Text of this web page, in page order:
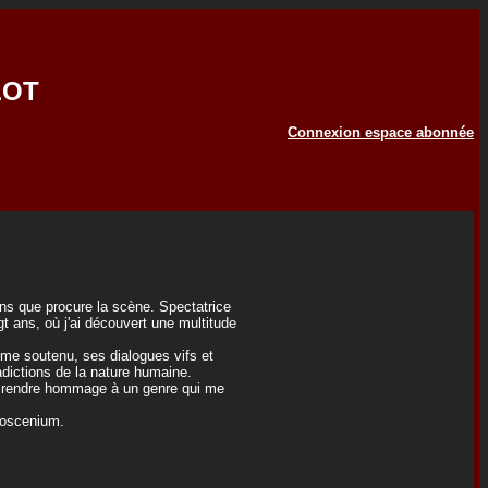
Connexion espace abonnée
que procure la scène. Spectatrice
ans, où j'ai découvert une multitude
soutenu, ses dialogues vifs et
de la nature humaine.
hommage à un genre qui me